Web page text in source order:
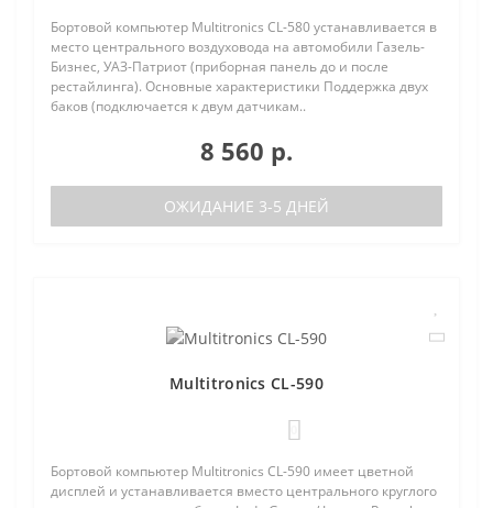
Бортовой компьютер Multitronics CL-580 устанавливается в
место центрального воздуховода на автомобили Газель-
Бизнес, УАЗ-Патриот (приборная панель до и после
рестайлинга). Основные характеристики Поддержка двух
баков (подключается к двум датчикам..
8 560 р.
ОЖИДАНИЕ 3-5 ДНЕЙ
Multitronics CL-590
Бортовой компьютер Multitronics CL-590 имеет цветной
дисплей и устанавливается вместо центрального круглого